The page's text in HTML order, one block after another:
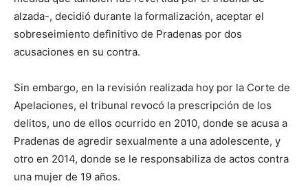
alzada-, decidió durante la formalización, aceptar el
sobreseimiento definitivo de Pradenas por dos
acusaciones en su contra.
Sin embargo, en la revisión realizada hoy por la Corte de
Apelaciones, el tribunal revocó la prescripción de los
delitos, uno de ellos ocurrido en 2010, donde se acusa a
Pradenas de agredir sexualmente a una adolescente, y
otro en 2014, donde se le responsabiliza de actos contra
una mujer de 19 años.